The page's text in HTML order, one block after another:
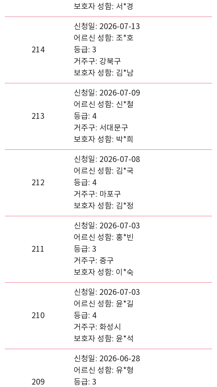
보호자 성함: 서*경
214
신청일: 2026-07-13
어르신 성함: 조*호
등급: 3
거주구: 강북구
보호자 성함: 김*남
213
신청일: 2026-07-09
어르신 성함: 신*철
등급: 4
거주구: 서대문구
보호자 성함: 박*희
212
신청일: 2026-07-08
어르신 성함: 김*국
등급: 4
거주구: 마포구
보호자 성함: 김*정
211
신청일: 2026-07-03
어르신 성함: 홍*빈
등급: 3
거주구: 중구
보호자 성함: 이*숙
210
신청일: 2026-07-03
어르신 성함: 윤*길
등급: 4
거주구: 화성시
보호자 성함: 윤*석
209
신청일: 2026-06-28
어르신 성함: 유*형
등급: 3